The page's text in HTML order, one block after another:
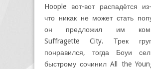
Hoople вот-вот распадётся
что никак не может стать
он предложил им
Suffragette City. Трек
понравился, тогда Боуи
быстрому сочинил All the